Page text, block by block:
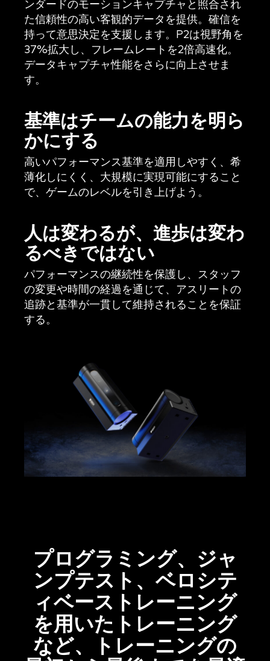
ンダードのモーションキャプチャと照合され
た信頼性の高い客観的データを提供。確信を
持って意思決定を支援します。P2は視野角を
37%拡大し、フレームレートを2倍高速化。
データキャプチャ性能をさらに向上させま
す。
基準はチームの能力を明ら
かにする
高いパフォーマンス基準を適用しやすく、希
薄化しにくく、大規模に実現可能にすること
で、ゲームのレベルを引き上げよう。
人は変わるが、進歩は変わ
るべきではない
パフォーマンスの継続性を保護し、スタッフ
の変更や時間の経過を通じて、アスリートの
追跡と基準が一貫して維持されることを保証
する。
プログラミング、ジャ
ンプテスト、ベロシテ
ィベーストレーニング
を用いたトレーニング
など、トレーニングの